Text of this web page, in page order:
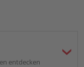
entdecken